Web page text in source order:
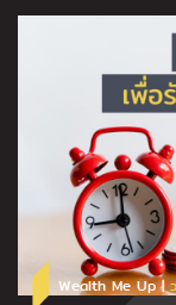
Wealth Me Up |